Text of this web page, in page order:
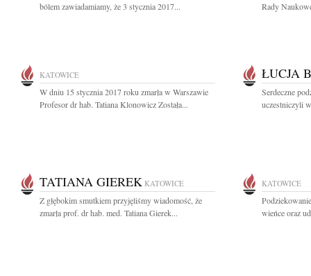
bólem zawiadamiamy, że 3 stycznia 2017...
Rady
KATOWICE
W dniu 15 stycznia 2017 roku zmarła w Warszawie
Profesor dr hab. Tatiana Klonowicz Została...
ŁUCJA
Serdeczne
uczestniczyli
TATIANA GIEREK KATOWICE
Z głębokim smutkiem przyjęliśmy wiadomość, że
zmarła prof. dr hab. med. Tatiana Gierek...
KATOWICE
wieńce oraz